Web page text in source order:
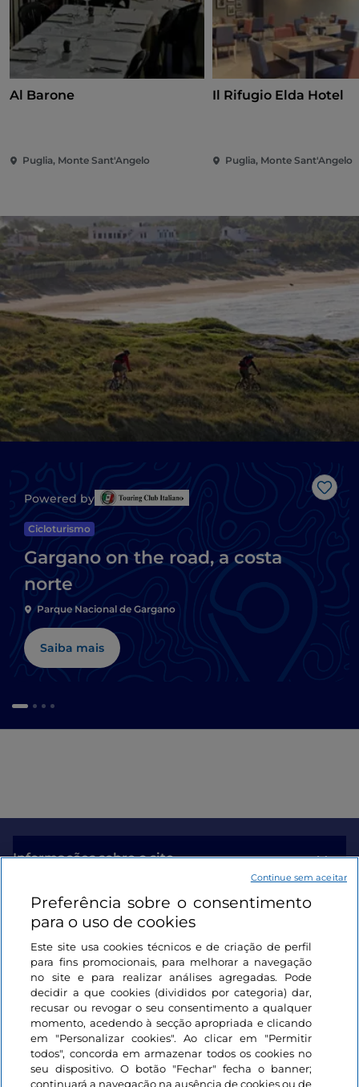
Al Barone
Puglia, Monte Sant'Angelo
Il Rifugio Elda Hotel
Puglia, Monte Sant'Angelo
Powered by
Cicloturismo
Gargano on the road, a costa
norte
Parque Nacional de Gargano
Saiba mais
Informações sobre o site
Ligações úteis
Iniciar sessão
Mantenha-se em contacto
Preferência sobre o consentimento
para o uso de cookies
Este site usa cookies técnicos e de criação de perfil
para fins promocionais, para melhorar a navegação
no site e para realizar análises agregadas. Pode
decidir a que cookies (divididos por categoria) dar,
recusar ou revogar o seu consentimento a qualquer
momento, acedendo à secção apropriada e clicando
em "Personalizar cookies". Ao clicar em "Permitir
todos", concorda em armazenar todos os cookies no
seu dispositivo. O botão "Fechar" fecha o banner;
continuará a navegação na ausência de cookies ou de
Continue sem aceitar